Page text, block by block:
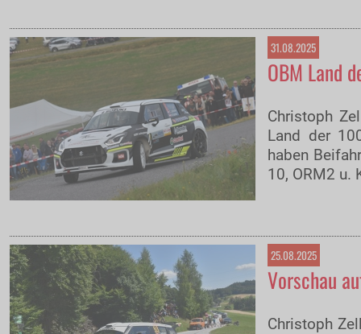
31.08.2025
OBM Land
Christoph
Land der
haben
10, ORM2 u.
25.08.2025
Vorschau
Christoph